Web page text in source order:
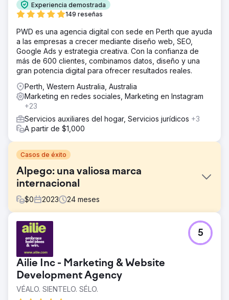
Experiencia demostrada
149 reseñas
PWD es una agencia digital con sede en Perth que ayuda
a las empresas a crecer mediante diseño web, SEO,
Google Ads y estrategia creativa. Con la confianza de
más de 600 clientes, combinamos datos, diseño y una
gran potencia digital para ofrecer resultados reales.
Perth, Western Australia, Australia
Marketing en redes sociales, Marketing en Instagram
+23
Servicios auxiliares del hogar, Servicios jurídicos +3
A partir de $1,000
Casos de éxito
Alpego: una valiosa marca
internacional
$0 2023 24 meses
El reto
Alpego SPA es una empresa con sede en la provincia de
Vicenza que diseña y produce maquinaria para la
producción agrícola. El objetivo que nos marcan es “una
nueva percepción de la marca y una mayor presencia
online”. El desafío del proyecto es incrementar el valor
percibido de la marca en el entorno digital fortaleciendo
la presencia online, a través de una estrategia integrada
Ailie Inc - Marketing & Website
Development Agency
VÉALO. SIENTELO. SÉLO.
5